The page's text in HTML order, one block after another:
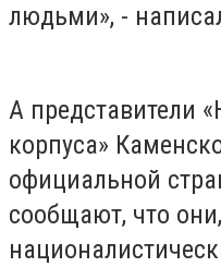
людьми», -
А представители
корпуса»
официальной
сообщают, что